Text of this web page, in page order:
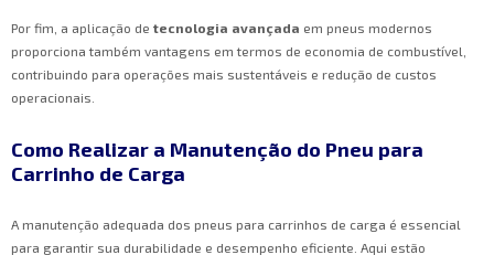
Por fim, a aplicação de tecnologia avançada em pneus modernos
proporciona também vantagens em termos de economia de combustível,
contribuindo para operações mais sustentáveis e redução de custos
operacionais.
Como Realizar a Manutenção do Pneu para
Carrinho de Carga
A manutenção adequada dos pneus para carrinhos de carga é essencial
para garantir sua durabilidade e desempenho eficiente. Aqui estão